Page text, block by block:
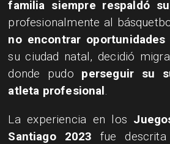
familia siempre respaldó
profesionalmente al
no encontrar
su ciudad natal, decidió
donde pudo perseguir su
atleta profesional.
La experiencia en los
Santiago 2023 fue